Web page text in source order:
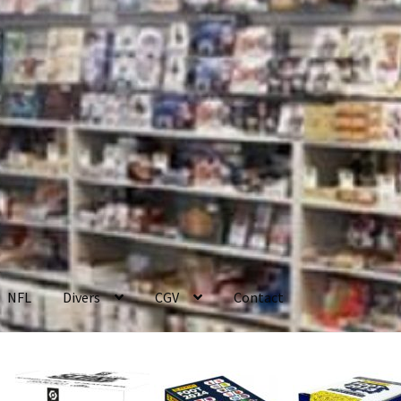
NFL Divers CGV Contact